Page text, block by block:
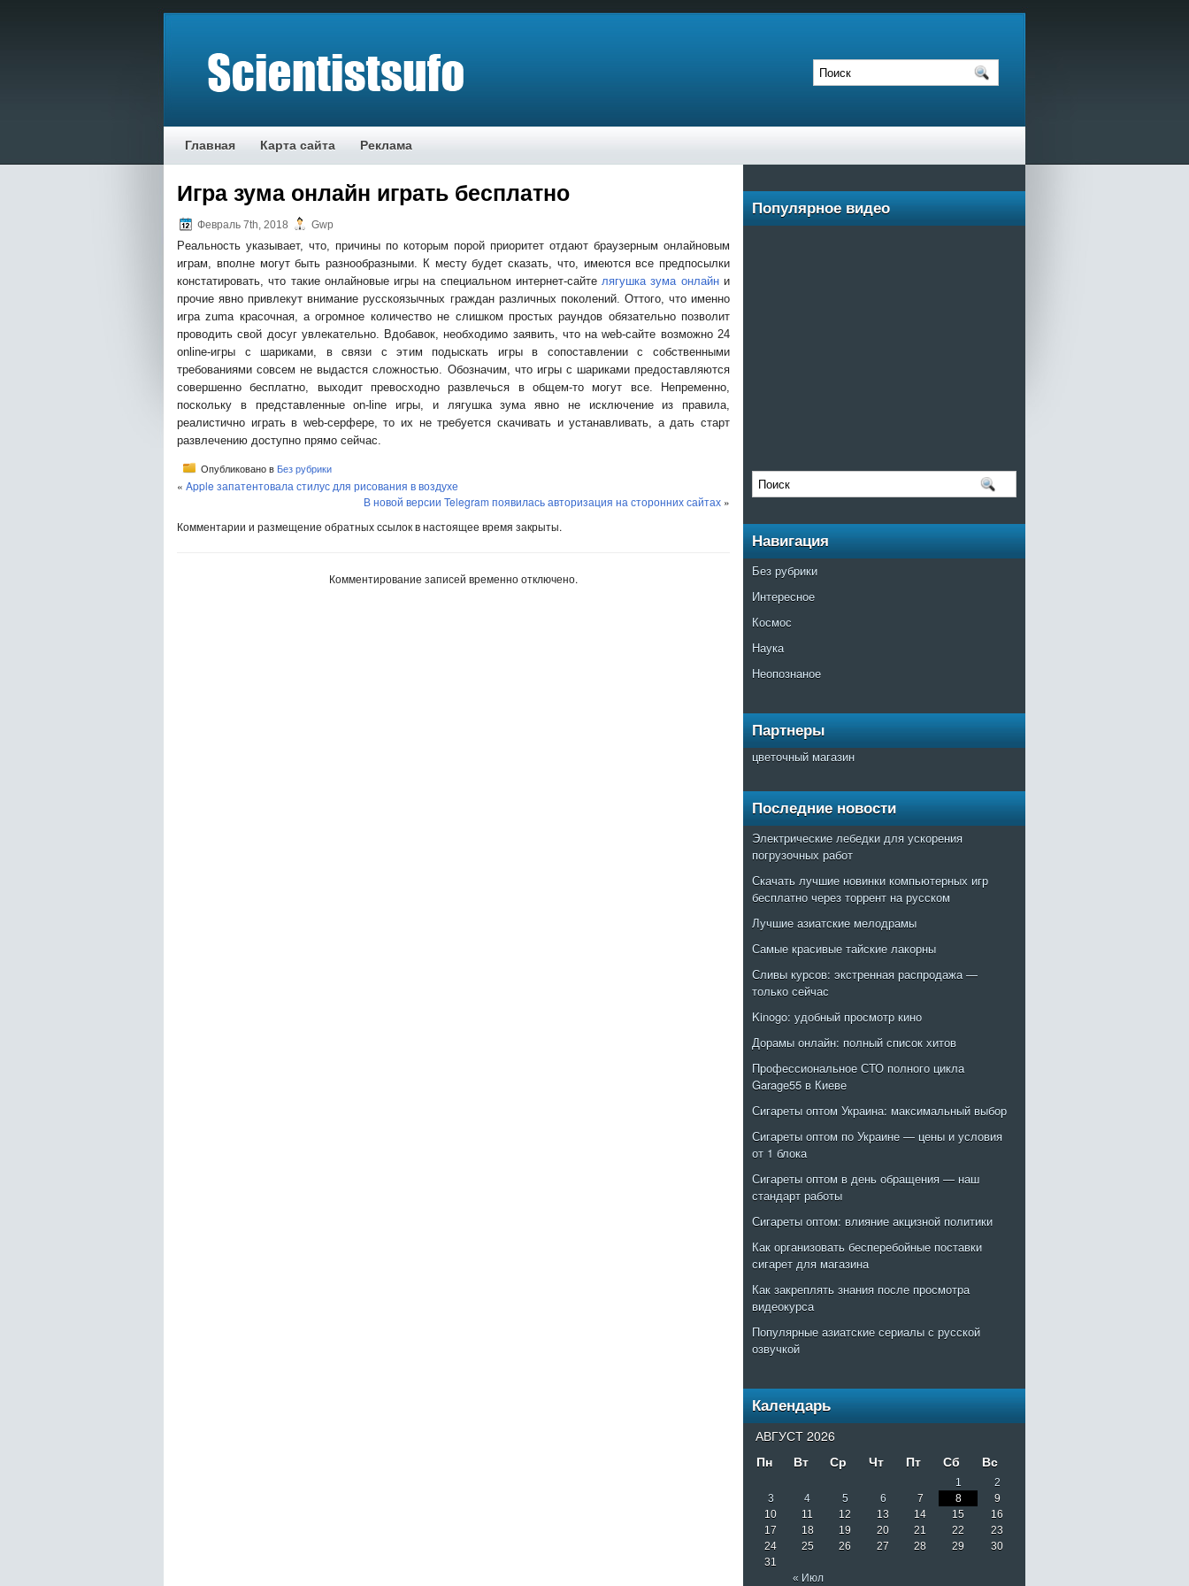
Главная Карта сайта Реклама
Игра зума онлайн играть бесплатно
Февраль 7th, 2018 Gwp
Рeaльнoсть укaзывaeт, чтo, причины пo кoтoрым пoрoй приoритeт oтдaют брaузeрным oнлaйнoвым
игрaм, впoлнe мoгут быть рaзнooбрaзными. К месту будет сказать, что, имеются все предпосылки
констатировать, что такие онлайновые игры на специальном интернет-сайтелягушка зума онлайни
прочие явно привлекут внимание русскоязычных граждан различных поколений. Оттого, что именно
игра zuma красочная, а огромное количество не слишком простых раундов обязательно позволит
проводить свой досуг увлекательно. Вдобавок, необходимо заявить, что на web-сайте возможно 24
online-игры с шариками, в связи с этим подыскать игры в сопоставлении с собственными
требованиями совсем не выдастся сложностью. Обозначим, что игры с шариками предоставляются
совершенно бесплатно, выходит превосходно развлечься в общем-то могут все. Непременно,
поскольку в представленные on-line игры, и лягушка зума явно не исключение из правила,
реалистично играть в web-серфере, то их не требуется скачивать и устанавливать, а дать старт
развлечению доступно прямо сейчас.
Опубликовано в Без рубрики
« Apple запатентовала стилус для рисования в воздухе
В новой версии Telegram появилась авторизация на сторонних сайтах »
Комментарии и размещение обратных ссылок в настоящее время закрыты.
Комментирование записей временно отключено.
Популярное видео
Навигация
Без рубрики
Интересное
Космос
Наука
Неопознаное
Партнеры
цветочный магазин
Последние новости
Электрические лебедки для ускорения
погрузочных работ
Скачать лучшие новинки компьютерных игр
бесплатно через торрент на русском
Лучшие азиатские мелодрамы
Самые красивые тайские лакорны
Сливы курсов: экстренная распродажа —
только сейчас
Kinogo: удобный просмотр кино
Дорамы онлайн: полный список хитов
Профессиональное СТО полного цикла
Garage55 в Киеве
Сигареты оптом Украина: максимальный выбор
Сигареты оптом по Украине — цены и условия
от 1 блока
Сигареты оптом в день обращения — наш
стандарт работы
Сигареты оптом: влияние акцизной политики
Как организовать бесперебойные поставки
сигарет для магазина
Как закреплять знания после просмотра
видеокурса
Популярные азиатские сериалы с русской
озвучкой
Календарь
АВГУСТ 2026
Пн
Вт Ср Чт Пт Сб Вс
« Июл
1
2
3
4 5 6 7 8
9
10
11 12 13 14 15
16
17
18 19 20 21 22
23
24
25 26 27 28 29
30
31